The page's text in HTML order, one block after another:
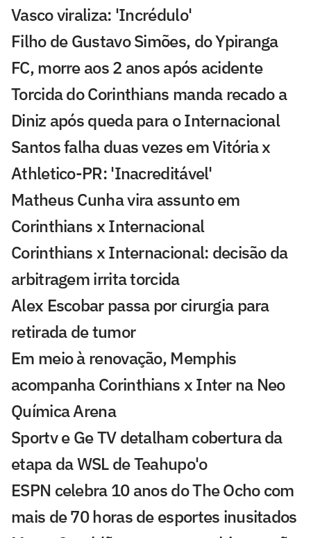
Vasco viraliza: 'Incrédulo'
Filho de Gustavo Simões, do Ypiranga
FC, morre aos 2 anos após acidente
Torcida do Corinthians manda recado a
Diniz após queda para o Internacional
Santos falha duas vezes em Vitória x
Athletico-PR: 'Inacreditável'
Matheus Cunha vira assunto em
Corinthians x Internacional
Corinthians x Internacional: decisão da
arbitragem irrita torcida
Alex Escobar passa por cirurgia para
retirada de tumor
Em meio à renovação, Memphis
acompanha Corinthians x Inter na Neo
Química Arena
Sportv e Ge TV detalham cobertura da
etapa da WSL de Teahupo'o
ESPN celebra 10 anos do The Ocho com
mais de 70 horas de esportes inusitados